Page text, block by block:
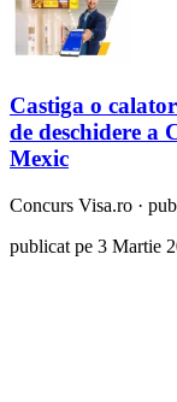
Castiga o
de deschidere
Mexic
Concurs Visa.ro ·
publicat pe 3 Martie